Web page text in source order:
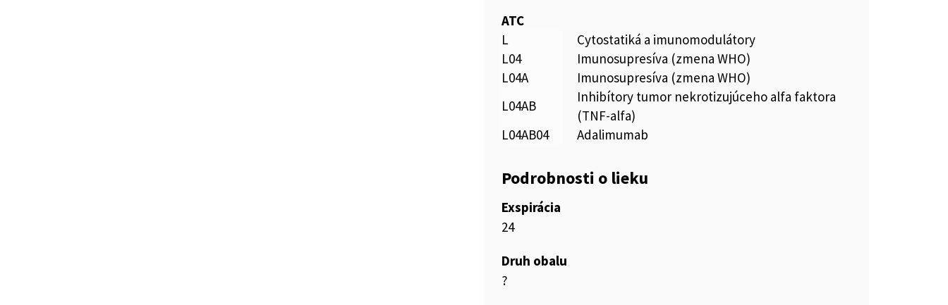
ATC
L
Cytostatiká a imunomodulátory
L04
Imunosupresíva (zmena WHO)
L04A
Imunosupresíva (zmena WHO)
L04AB
Inhibítory tumor nekrotizujúceho alfa faktora
(TNF-alfa)
L04AB04
Adalimumab
Podrobnosti o lieku
Exspirácia
24
Druh obalu
?